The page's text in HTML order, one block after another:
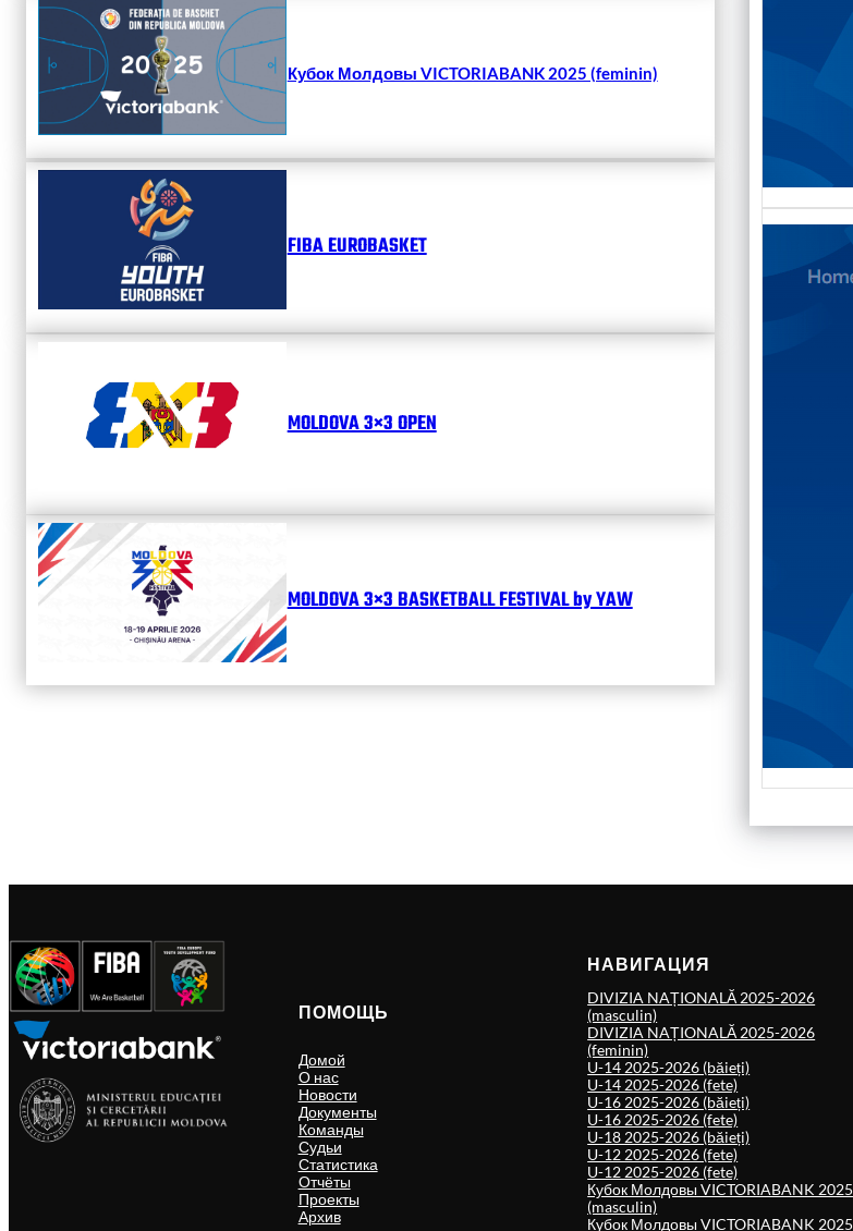
Кубок Молдовы VICTORIABANK 2025 (feminin)
FIBA EUROBASKET
MOLDOVA 3×3 OPEN
MOLDOVA 3×3 BASKETBALL FESTIVAL by YAW
ПОМОЩЬ
Домой
О нас
Новости
Документы
Команды
Судьи
Статистика
Отчёты
Проекты
Архив
НАВИГАЦИЯ
DIVIZIA NAȚIONALĂ 2025-2026
(masculin)
DIVIZIA NAȚIONALĂ 2025-2026
(feminin)
U-14 2025-2026 (băieți)
U-14 2025-2026 (fete)
U-16 2025-2026 (băieți)
U-16 2025-2026 (fete)
U-18 2025-2026 (băieți)
U-12 2025-2026 (fete)
U-12 2025-2026 (fete)
Кубок Молдовы VICTORIABANK 2025
(masculin)
Кубок Молдовы VICTORIABANK 2025